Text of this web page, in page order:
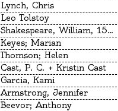
Lynch, Chris
Leo Tolstoy
Shakespeare, William, 1564-1616
Keyes; Marian
Thomson; Helen
Cast, P. C. + Kristin Cast
Garcia, Kami
Armstrong, Jennifer
Beevor; Anthony